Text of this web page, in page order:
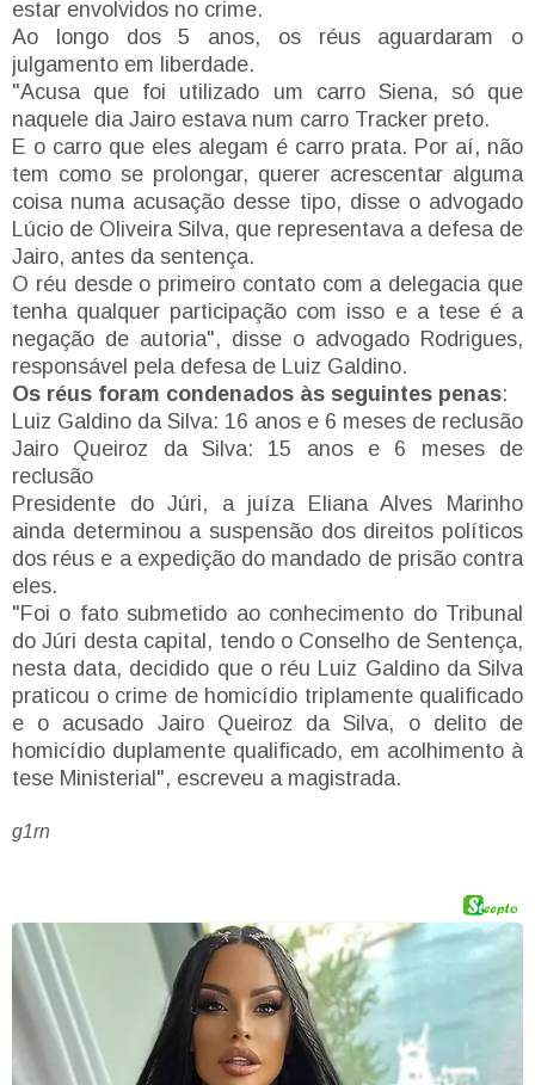
estar envolvidos no crime.
Ao longo dos 5 anos, os réus aguardaram o
julgamento em liberdade.
"Acusa que foi utilizado um carro Siena, só que
naquele dia Jairo estava num carro Tracker preto.
E o carro que eles alegam é carro prata. Por aí, não
tem como se prolongar, querer acrescentar alguma
coisa numa acusação desse tipo, disse o advogado
Lúcio de Oliveira Silva, que representava a defesa de
Jairo, antes da sentença.
O réu desde o primeiro contato com a delegacia que
tenha qualquer participação com isso e a tese é a
negação de autoria", disse o advogado Rodrigues,
responsável pela defesa de Luiz Galdino.
Os réus foram condenados às seguintes penas:
Luiz Galdino da Silva: 16 anos e 6 meses de reclusão
Jairo Queiroz da Silva: 15 anos e 6 meses de
reclusão
Presidente do Júri, a juíza Eliana Alves Marinho
ainda determinou a suspensão dos direitos políticos
dos réus e a expedição do mandado de prisão contra
eles.
"Foi o fato submetido ao conhecimento do Tribunal
do Júri desta capital, tendo o Conselho de Sentença,
nesta data, decidido que o réu Luiz Galdino da Silva
praticou o crime de homicídio triplamente qualificado
e o acusado Jairo Queiroz da Silva, o delito de
homicídio duplamente qualificado, em acolhimento à
tese Ministerial", escreveu a magistrada.
g1rn